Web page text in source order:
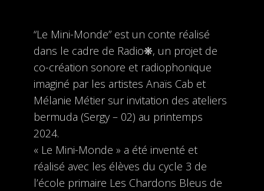
“Le Mini-Monde” est un conte réalisé
dans le cadre de Radio❋, un projet de
co-création sonore et radiophonique
imaginé par les artistes Anaïs Cab et
Mélanie Métier sur invitation des ateliers
bermuda (Sergy – 02) au printemps
2024.
« Le Mini-Monde » a été inventé et
réalisé avec les élèves du cycle 3 de
l’école primaire Les Chardons Bleus de